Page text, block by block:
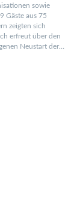
sowie
Gäste aus 75
zeigten sich
erfreut über den
Neustart der…